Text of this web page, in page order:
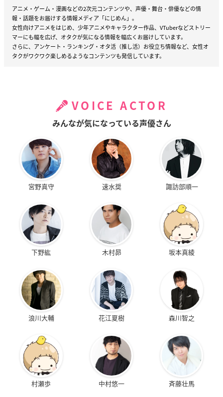
アニメ・ゲーム・漫画などの2次元コンテンツや、声優・舞台・俳優などの情
報・話題をお届けする情報メディア「にじめん」。
女性向けアニメをはじめ、少年アニメやキャラクター作品、VTuberなどストリー
マーにも幅を広げ、オタクが気になる情報を幅広くお届けしています。
さらに、アンケート・ランキング・オタ活（推し活）お役立ち情報など、女性オ
タクがワクワク楽しめるようなコンテンツも発信しています。
VOICE ACTOR
みんなが気になっている声優さん
宮野真守 速水奨 諏訪部順一
下野紘 木村昴 坂本真綾
浪川大輔 花江夏樹 森川智之
村瀬歩 中村悠一 斉藤壮馬